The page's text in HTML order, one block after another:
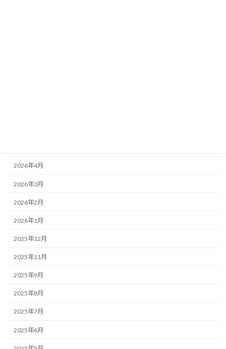
2026年4月
2026年3月
2026年2月
2026年1月
2025年12月
2025年11月
2025年9月
2025年8月
2025年7月
2025年6月